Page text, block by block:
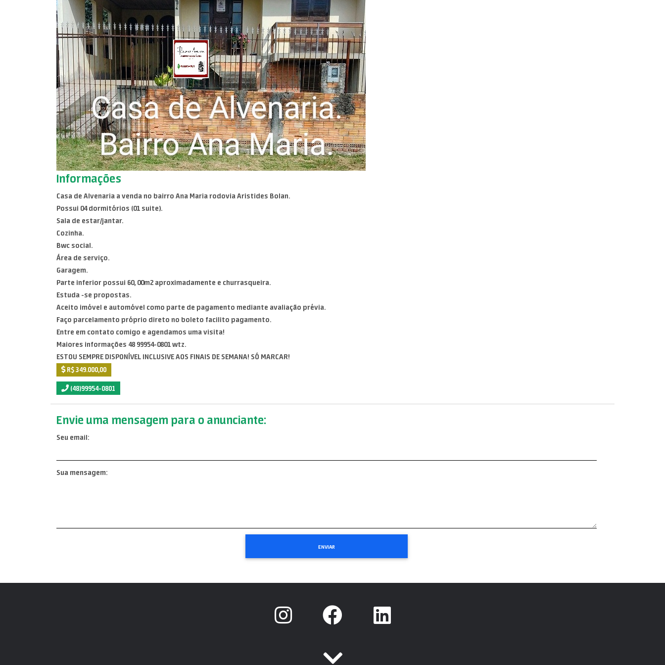
Informações
Casa de Alvenaria a venda no bairro Ana Maria rodovia Aristides Bolan.
Possui 04 dormitórios (01 suite).
Sala de estar/jantar.
Cozinha.
Bwc social.
Área de serviço.
Garagem.
Parte inferior possui 60, 00m2 aproximadamente e churrasqueira.
Estuda -se propostas.
Aceito imóvel e automóvel como parte de pagamento mediante avaliação prévia.
Faço parcelamento próprio direto no boleto facilito pagamento.
Entre em contato comigo e agendamos uma visita!
Maiores informações 48 99954-0801 wtz.
ESTOU SEMPRE DISPONÍVEL INCLUSIVE AOS FINAIS DE SEMANA! SÓ MARCAR!
R$ 349.000,00
(48)99954-0801
Envie uma mensagem para o anunciante:
Seu email:
Sua mensagem: